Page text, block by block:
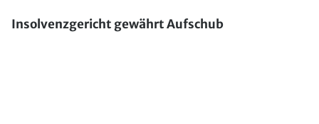
Insolvenzgericht gewährt Aufschub